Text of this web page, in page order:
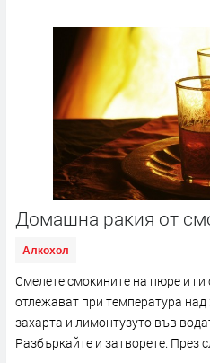
Домашна ракия от
Алкохол
Смелете смокините на пюре и
отлежават при температура над
захарта и лимонтузуто във
Разбъркайте и затворете. През